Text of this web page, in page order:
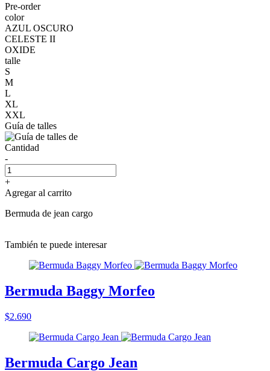
Pre-order
color
AZUL OSCURO
CELESTE II
OXIDE
talle
S
M
L
XL
XXL
Guía de talles
Cantidad
-
+
Agregar al carrito
Bermuda de jean cargo
También te puede interesar
Bermuda Baggy Morfeo
$2.690
Bermuda Cargo Jean